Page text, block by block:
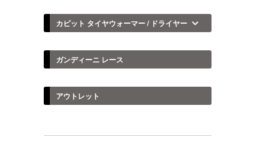
カピット タイヤウォーマー / ドライヤー
ガンディーニ レース
アウトレット